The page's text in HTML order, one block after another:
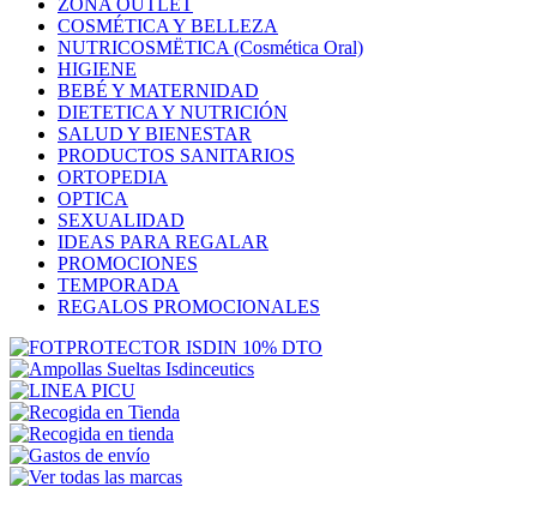
ZONA OUTLET
COSMÉTICA Y BELLEZA
NUTRICOSMËTICA (Cosmética Oral)
HIGIENE
BEBÉ Y MATERNIDAD
DIETETICA Y NUTRICIÓN
SALUD Y BIENESTAR
PRODUCTOS SANITARIOS
ORTOPEDIA
OPTICA
SEXUALIDAD
IDEAS PARA REGALAR
PROMOCIONES
TEMPORADA
REGALOS PROMOCIONALES